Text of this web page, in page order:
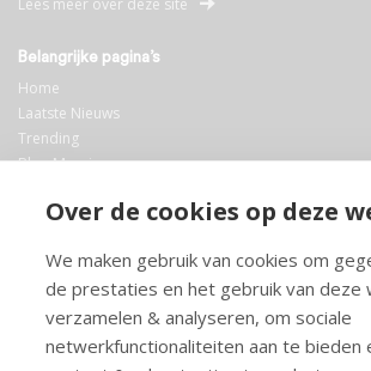
Over de cookies op deze
We maken gebruik van cookies om
de prestaties en het gebruik van deze
verzamelen & analyseren, om sociale
netwerkfunctionaliteiten aan te bieden
Lees meer over deze site
Belangrijke pagina’s
Home
Laatste Nieuws
Trending
Blog Maurice
Bibliotheek
Info en service
FAQ
Doneren
Privacy